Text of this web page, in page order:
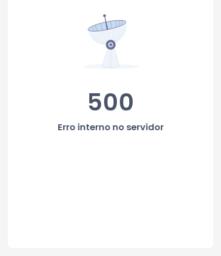
500
Erro interno no servidor